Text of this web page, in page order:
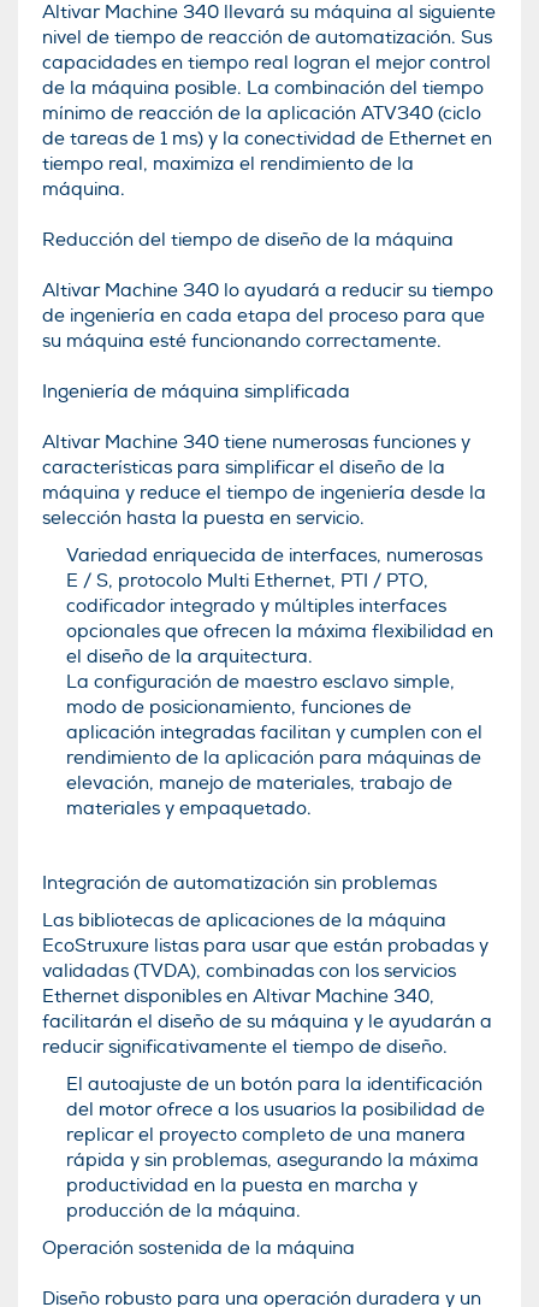
Altivar Machine 340 llevará su máquina al siguiente
nivel de tiempo de reacción de automatización. Sus
capacidades en tiempo real logran el mejor control
de la máquina posible. La combinación del tiempo
mínimo de reacción de la aplicación ATV340 (ciclo
de tareas de 1 ms) y la conectividad de Ethernet en
tiempo real, maximiza el rendimiento de la
máquina.
Reducción del tiempo de diseño de la máquina
Altivar Machine 340 lo ayudará a reducir su tiempo
de ingeniería en cada etapa del proceso para que
su máquina esté funcionando correctamente.
Ingeniería de máquina simplificada
Altivar Machine 340 tiene numerosas funciones y
características para simplificar el diseño de la
máquina y reduce el tiempo de ingeniería desde la
selección hasta la puesta en servicio.
Variedad enriquecida de interfaces, numerosas
E / S, protocolo Multi Ethernet, PTI / PTO,
codificador integrado y múltiples interfaces
opcionales que ofrecen la máxima flexibilidad en
el diseño de la arquitectura.
La configuración de maestro esclavo simple,
modo de posicionamiento, funciones de
aplicación integradas facilitan y cumplen con el
rendimiento de la aplicación para máquinas de
elevación, manejo de materiales, trabajo de
materiales y empaquetado.
Integración de automatización sin problemas
Las bibliotecas de aplicaciones de la máquina
EcoStruxure listas para usar que están probadas y
validadas (TVDA), combinadas con los servicios
Ethernet disponibles en Altivar Machine 340,
facilitarán el diseño de su máquina y le ayudarán a
reducir significativamente el tiempo de diseño.
El autoajuste de un botón para la identificación
del motor ofrece a los usuarios la posibilidad de
replicar el proyecto completo de una manera
rápida y sin problemas, asegurando la máxima
productividad en la puesta en marcha y
producción de la máquina.
Operación sostenida de la máquina
Diseño robusto para una operación duradera y un